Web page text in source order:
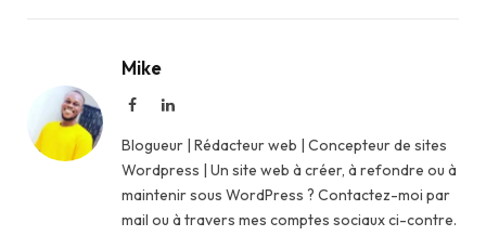
Mike
FacebookLinkedIn
Blogueur | Rédacteur web | Concepteur de sites
Wordpress | Un site web à créer, à refondre ou à
maintenir sous WordPress ? Contactez-moi par
mail ou à travers mes comptes sociaux ci-contre.